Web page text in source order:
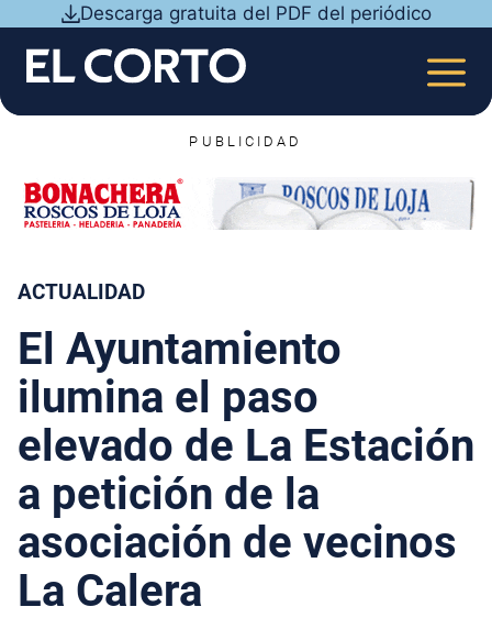
contenido
Descarga gratuita del PDF del periódico
PUBLICIDAD
ACTUALIDAD
El Ayuntamiento
ilumina el paso
elevado de La Estación
a petición de la
asociación de vecinos
La Calera